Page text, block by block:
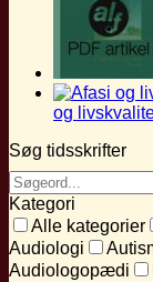
og
Søg tidsskrifter
Kategori
Alle kategorier
Audiologi
Audiologopædi